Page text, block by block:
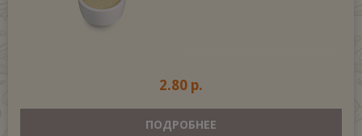
2.80 р.
ПОДРОБНЕЕ